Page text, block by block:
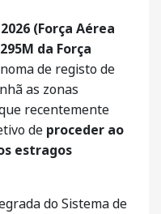
(Força Aérea
da Força
de registo de
as zonas
recentemente
de proceder ao
estragos
do Sistema de